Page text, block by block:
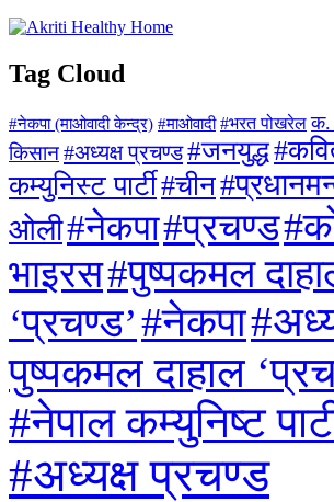
Tag Cloud
#नेकपा (माओवादी केन्द्र) #माओवादी #भरत पोखरेल क.
किसान#अध्यक्ष प्रचण्ड#जनयुद्ध
कम्युनिस्ट पार्टी#चीन
ओली#नेकपा#प्रचण्ड
भाइरस#पुष्पकमल
‘प्रचण्ड’#नेकपा
पुष्पकमल दाहाल
#नेपाल कम्युनिष्ट
#अध्यक्ष प्रचण्ड